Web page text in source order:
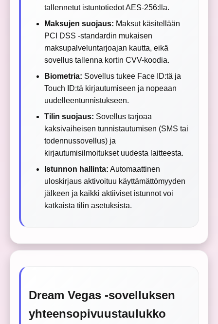
tallennetut istuntotiedot AES-256:lla.
Maksujen suojaus: Maksut käsitellään
PCI DSS -standardin mukaisen
maksupalveluntarjoajan kautta, eikä
sovellus tallenna kortin CVV-koodia.
Biometria: Sovellus tukee Face ID:tä ja
Touch ID:tä kirjautumiseen ja nopeaan
uudelleentunnistukseen.
Tilin suojaus: Sovellus tarjoaa
kaksivaiheisen tunnistautumisen (SMS tai
todennussovellus) ja
kirjautumisilmoitukset uudesta laitteesta.
Istunnon hallinta: Automaattinen
uloskirjaus aktivoituu käyttämättömyyden
jälkeen ja kaikki aktiiviset istunnot voi
katkaista tilin asetuksista.
Dream Vegas -sovelluksen
yhteensopivuustaulukko